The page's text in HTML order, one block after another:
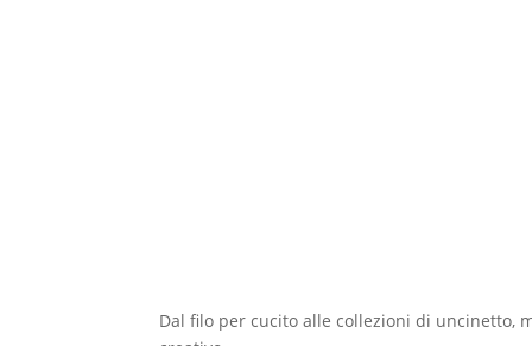
Dal filo per cucito alle collezioni di uncinetto,